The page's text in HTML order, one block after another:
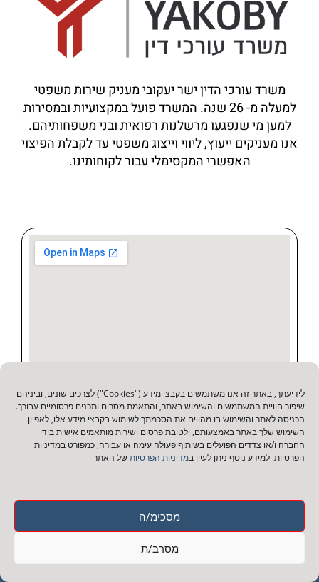
לידיעתך, באתר זה אנו משתמשים בקבצי מידע ("Cookies") לצרכים שונים, וביניהם
שיפור חוויית המשתמשים והשימוש באתר, והתאמת מסרים ותכנים פרסומיים עבורך.
הכניסה לאתר והשימוש בו מהווים את הסכמתך לשימוש בקבצי מידע אלו, לאפיון
השימוש שלך באתר באמצעותם, ולטובת פרסום ושירות מותאמים אישית בידי
החברה ו/או צדדים הפועלים בשיתוף פעולה עימה או עבורה, כמפורט במדיניות
הפרטיות. למידע נוסף ניתן לעיין במדיניות הפרטיותשל האתר
מסכימ/ה
מסרב/ת
משרד עורכי הדין ישר יעקובי מעניק שירות משפטי
למעלה מ-26שנה. המשרד פועל במקצועיות ובמסירות
למען מי שנפגעו מרשלנות רפואית ובני משפחותיהם.
אנו מעניקים ייעוץ, ליווי וייצוג משפטי עד לקבלת הפיצוי
האפשרי המקסימלי עבור לקוחותינו.